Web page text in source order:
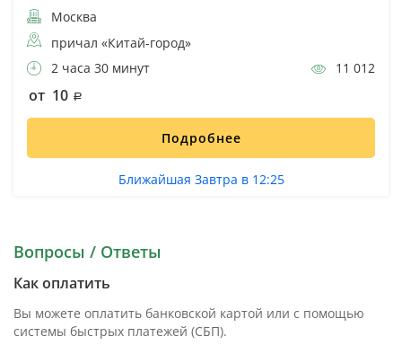
Москва
причал «Китай-город»
2 часа 30 минут
11 012
от 10
Подробнее
Ближайшая Завтра в 12:25
Вопросы / Ответы
Как оплатить
Вы можете оплатить банковской картой или с помощью
системы быстрых платежей (СБП).